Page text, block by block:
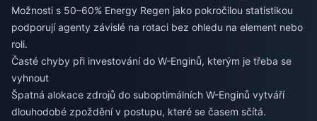
Možnosti s 50–60% Energy Regen jako pokročilou statistikou
podporují agenty závislé na rotaci bez ohledu na element nebo
roli.
Časté chyby při investování do W-Enginů, kterým je třeba se
vyhnout
Špatná alokace zdrojů do suboptimálních W-Enginů vytváří
dlouhodobé zpoždění v postupu, které se časem sčítá.